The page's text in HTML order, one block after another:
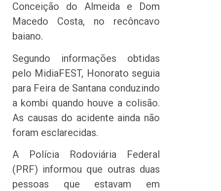
Conceição do Almeida e Dom
Macedo Costa, no recôncavo
baiano.
Segundo informações obtidas
pelo MidiaFEST, Honorato seguia
para Feira de Santana conduzindo
a kombi quando houve a colisão.
As causas do acidente ainda não
foram esclarecidas.
A Polícia Rodoviária Federal
(PRF) informou que outras duas
pessoas que estavam em